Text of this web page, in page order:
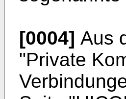
[0004] Aus
"Private